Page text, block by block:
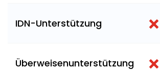
IDN-Unterstützung
Überweisenunterstützung